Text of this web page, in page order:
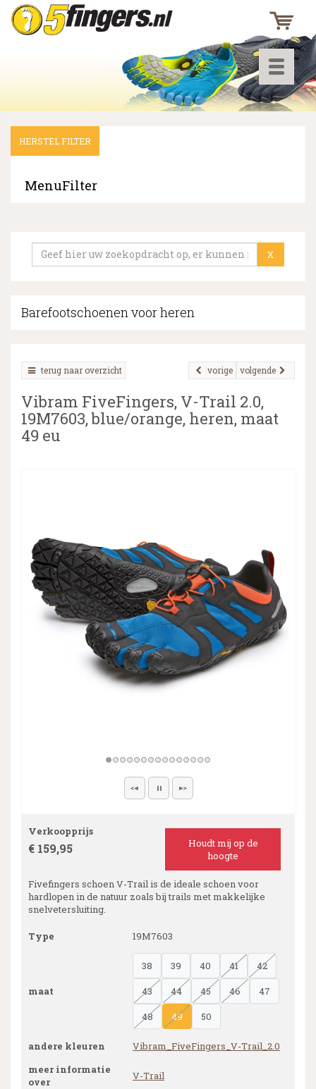
Toggle
▼
▼
HERSTEL FILTER
MenuFilter
X
Barefootschoenen voor heren
terug naar overzicht volgende
vorige
Vibram FiveFingers, V-Trail 2.0,
19M7603, blue/orange, heren, maat
49 eu
Verkoopprijs
€ 159,95
Houdt mij op de
hoogte
Fivefingers schoen V-Trail is de ideale schoen voor
hardlopen in de natuur zoals bij trails met makkelijke
snelvetersluiting.
Type 19M7603
maat
38 39 40 41
42
43
44 45 46
47
48
49 50
andere kleuren
Vibram_FiveFingers_V-Trail_2.0
meer informatie
over
V-Trail